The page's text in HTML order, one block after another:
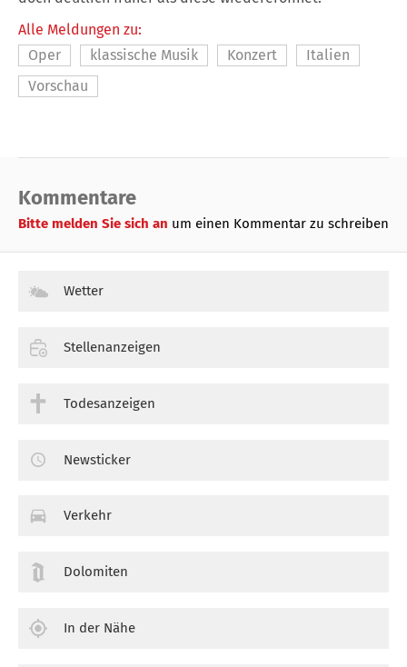
Alle Meldungen zu:
Oper
klassische Musik Konzert
Italien
Vorschau
Kommentare
Bitte melden Sie sich an um einen Kommentar zu schreiben
Wetter
Stellenanzeigen
Todesanzeigen
Newsticker
Verkehr
Dolomiten
In der Nähe